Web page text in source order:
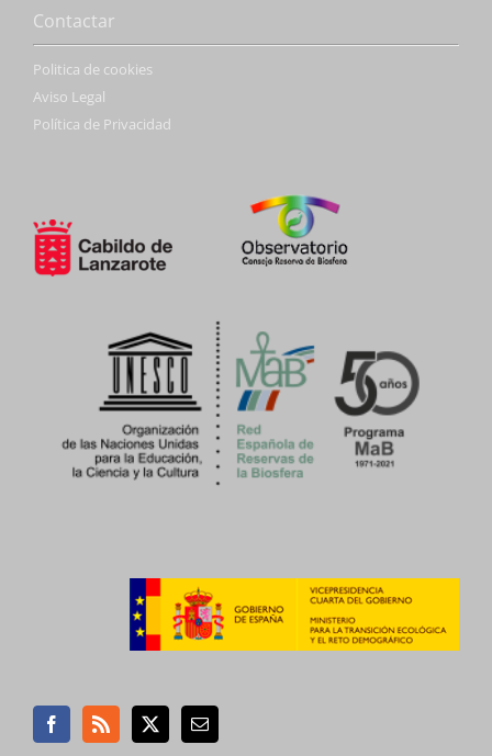
Contactar
Politica de cookies
Aviso Legal
Política de Privacidad